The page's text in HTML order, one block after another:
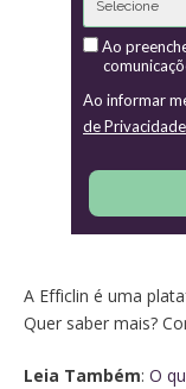
Ao
Ao informar
de Privacidade
A Efficlin é uma
Quer saber mais?
Leia Também: O